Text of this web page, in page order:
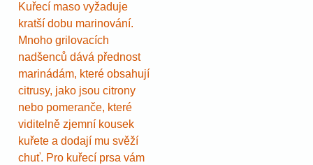
Kuřecí maso vyžaduje
kratší dobu marinování.
Mnoho grilovacích
nadšenců dává přednost
marinádám, které obsahují
citrusy, jako jsou citrony
nebo pomeranče, které
viditelně zjemní kousek
kuřete a dodají mu svěží
chuť. Pro kuřecí prsa vám